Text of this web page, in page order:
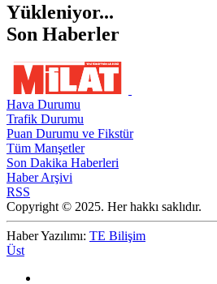
Yükleniyor...
Son Haberler
Hava Durumu
Trafik Durumu
Puan Durumu ve Fikstür
Tüm Manşetler
Son Dakika Haberleri
Haber Arşivi
RSS
Copyright © 2025. Her hakkı saklıdır.
Haber Yazılımı: TE Bilişim
Üst